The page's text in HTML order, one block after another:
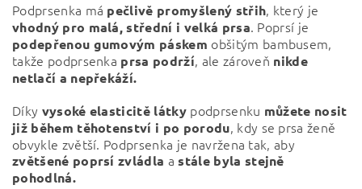
Podprsenka má pečlivě promyšlený střih, který je
vhodný pro malá, střední i velká prsa. Poprsí je
podepřenou gumovým páskem obšitým bambusem,
takže podprsenka prsa podrží, ale zároveň nikde
netlačí a nepřekáží.
Díky vysoké elasticitě látkypodprsenku můžete nosit
již během těhotenství i po porodu, kdy se prsa ženě
obvykle zvětší. Podprsenka je navržena tak, aby
zvětšené poprsí zvládla astále byla stejně
pohodlná.